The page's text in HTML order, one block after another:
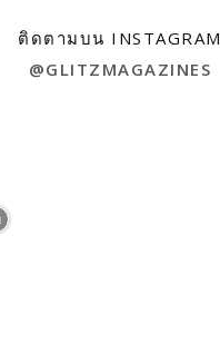
ติดตามบน INSTAGRAM
@GLITZMAGAZINES